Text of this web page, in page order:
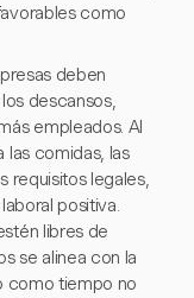
como
deben
descansos,
empleados. Al
comidas, las
requisitos legales,
positiva.
libres de
se alinea con la
como tiempo no